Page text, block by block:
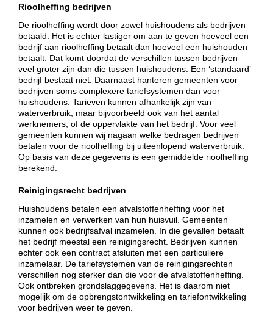
Rioolheffing bedrijven
De rioolheffing wordt door zowel huishoudens als bedrijven
betaald. Het is echter lastiger om aan te geven hoeveel een
bedrijf aan rioolheffing betaalt dan hoeveel een huishouden
betaalt. Dat komt doordat de verschillen tussen bedrijven
veel groter zijn dan die tussen huishoudens. Een ‘standaard’
bedrijf bestaat niet. Daarnaast hanteren gemeenten voor
bedrijven soms complexere tariefsystemen dan voor
huishoudens. Tarieven kunnen afhankelijk zijn van
waterverbruik, maar bijvoorbeeld ook van het aantal
werknemers, of de oppervlakte van het bedrijf. Voor veel
gemeenten kunnen wij nagaan welke bedragen bedrijven
betalen voor de rioolheffing bij uiteenlopend waterverbruik.
Op basis van deze gegevens is een gemiddelde rioolheffing
berekend.
Reinigingsrecht bedrijven
Huishoudens betalen een afvalstoffenheffing voor het
inzamelen en verwerken van hun huisvuil. Gemeenten
kunnen ook bedrijfsafval inzamelen. In die gevallen betaalt
het bedrijf meestal een reinigingsrecht. Bedrijven kunnen
echter ook een contract afsluiten met een particuliere
inzamelaar. De tariefsystemen van de reinigingsrechten
verschillen nog sterker dan die voor de afvalstoffenheffing.
Ook ontbreken grondslaggegevens. Het is daarom niet
mogelijk om de opbrengstontwikkeling en tariefontwikkeling
voor bedrijven weer te geven.